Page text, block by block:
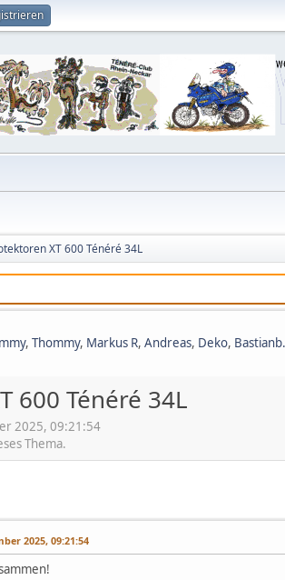
XT 600 Ténéré 34L
, Thommy, Markus R, Andreas, Deko, Bastianb.
600 Ténéré 34L
2025, 09:21:54
Thema.
2025, 09:21:54